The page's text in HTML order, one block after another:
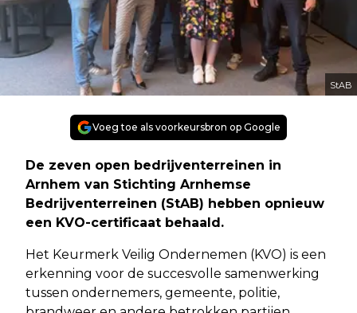
StAB
Voeg toe als voorkeursbron op Google
De zeven open bedrijventerreinen in
Arnhem van Stichting Arnhemse
Bedrijventerreinen (StAB) hebben opnieuw
een KVO-certificaat behaald.
Het Keurmerk Veilig Ondernemen (KVO) is een
erkenning voor de succesvolle samenwerking
tussen ondernemers, gemeente, politie,